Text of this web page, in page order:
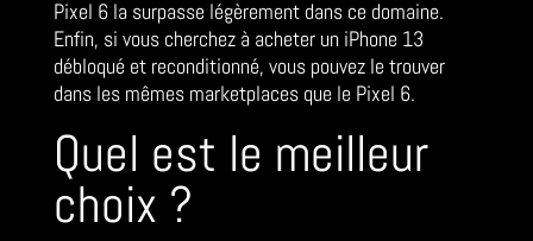
Pixel 6 la surpasse légèrement dans ce domaine.
Enfin, si vous cherchez à acheter un iPhone 13
débloqué et reconditionné, vous pouvez le trouver
dans les mêmes marketplaces que le Pixel 6.
Quel est le meilleur
choix ?